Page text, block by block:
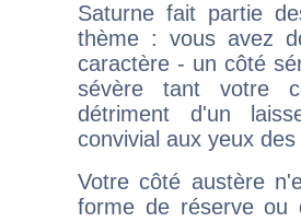
Saturne fait partie
thème : vous avez
caractère - un côté
sévère tant votre
détriment d'un
convivial aux yeux
Votre côté austère
forme de réserve